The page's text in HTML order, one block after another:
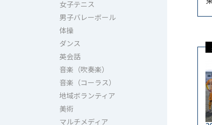
女子テニス
男子バレーボール
体操
ダンス
英会話
音楽（吹奏楽）
音楽（コーラス）
地域ボランティア
美術
マルチメディア